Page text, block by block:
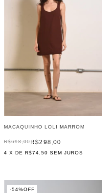
MACAQUINHO LOLI MARROM
R$298,00
R$698,00
4 X DE R$74,50 SEM JUROS
-54%OFF